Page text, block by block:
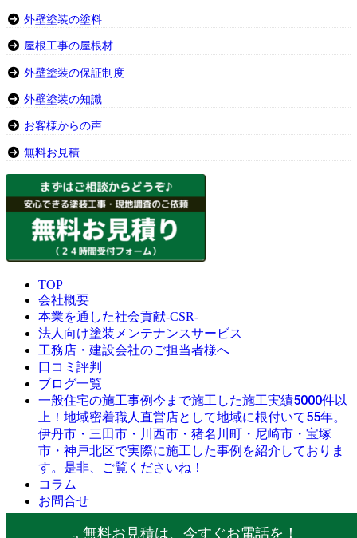
外壁塗装の塗料
屋根工事の屋根材
外壁塗装の保証制度
外壁塗装の知識
お客様からの声
無料お見積
TOP
会社概要
本業を通した社会貢献-CSR-
法人向け塗装メンテナンスサービス
工務店・建設会社のご担当者様へ
口コミ評判
ブログ一覧
一般住宅の施工事例今まで施工した施工実績5000件以
上！地域密着職人直営店として地域に根付いて55年。
伊丹市・三田市・川西市・猪名川町・尼崎市・宝塚
市・神戸北区で実際に施工した事例を紹介しておりま
す。是非、ご覧くださいね！
コラム
お問合せ
© 創業昭和45年・感動の塗替え・屋根リフォームの職人直営
無料お見積は、今すぐお電話を！